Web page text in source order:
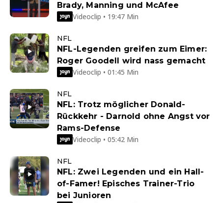
Brady, Manning und McAfee
Videoclip • 19:47 Min
NFL
NFL-Legenden greifen zum Eimer:
Roger Goodell wird nass gemacht
Videoclip • 01:45 Min
NFL
NFL: Trotz möglicher Donald-
Rückkehr - Darnold ohne Angst vor
Rams-Defense
Videoclip • 05:42 Min
NFL
NFL: Zwei Legenden und ein Hall-
of-Famer! Episches Trainer-Trio
bei Junioren